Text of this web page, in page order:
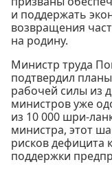
и поддержать
возвращения
на родину.
Министр труда
подтвердил
рабочей силы из
министров уже
из 10 000 шри-
министра, этот
рисков дефицита
поддержки